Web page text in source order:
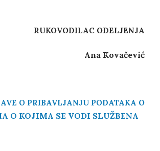
RUKOVODILAC ODELJENJA
Ana Kovačević
O PRIBAVLJANJU PODATAKA O
O KOJIMA SE VODI SLUŽBENA